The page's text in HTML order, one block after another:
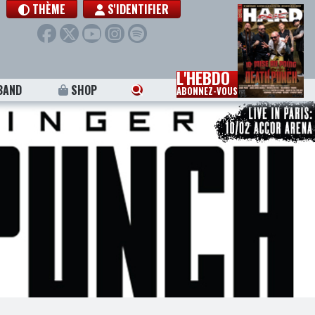
THÈME S'IDENTIFIER
SHOP L'HEBDO
ABONNEZ-VOUS